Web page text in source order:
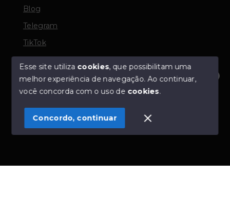
Olá! Estamos disponíveis para te ajudar.
Blog
Telegram
TikTok
© Copyright 2026 - TORQUATO ∴ Corretor de Imóveis
- CRECI 42643f | 136.004f Perito Avaliador CNAI 37357
SITE PARA IMOBILIARIA
Esse site utiliza cookies, que possibilitam uma
melhor experiência de navegação.Ao continuar,
você concorda com o uso de cookies.
Concordo, continuar